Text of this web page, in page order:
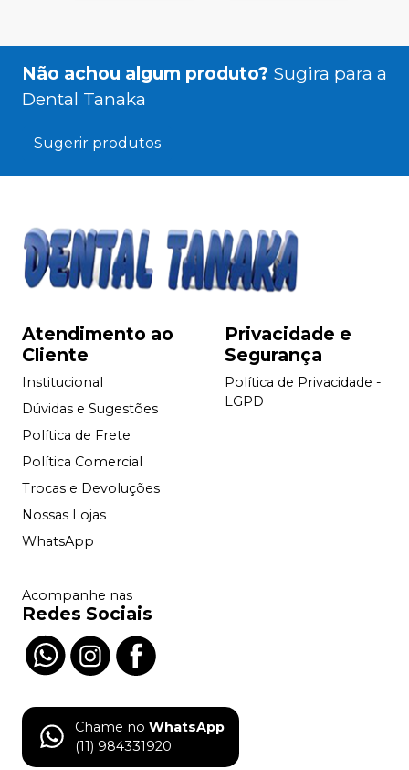
Não achou algum produto? Sugira para a
Dental Tanaka
Sugerir produtos
Atendimento ao
Cliente
Institucional
Dúvidas e Sugestões
Política de Frete
Política Comercial
Trocas e Devoluções
Nossas Lojas
WhatsApp
Privacidade e
Segurança
Política de Privacidade -
LGPD
Acompanhe nas
Redes Sociais
Chame no WhatsApp
(11) 984331920